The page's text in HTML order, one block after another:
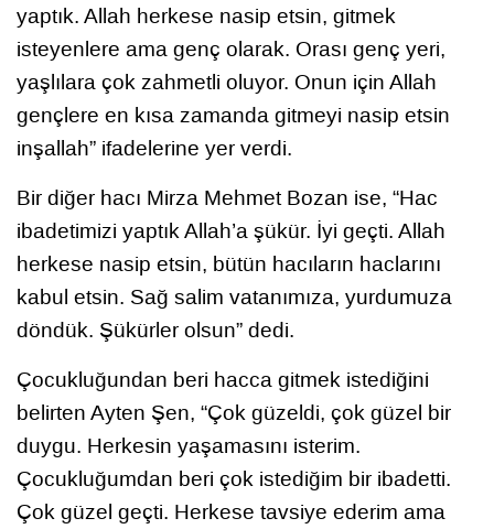
yaptık. Allah herkese nasip etsin, gitmek
isteyenlere ama genç olarak. Orası genç yeri,
yaşlılara çok zahmetli oluyor. Onun için Allah
gençlere en kısa zamanda gitmeyi nasip etsin
inşallah” ifadelerine yer verdi.
Bir diğer hacı Mirza Mehmet Bozan ise, “Hac
ibadetimizi yaptık Allah’a şükür. İyi geçti. Allah
herkese nasip etsin, bütün hacıların haclarını
kabul etsin. Sağ salim vatanımıza, yurdumuza
döndük. Şükürler olsun” dedi.
Çocukluğundan beri hacca gitmek istediğini
belirten Ayten Şen, “Çok güzeldi, çok güzel bir
duygu. Herkesin yaşamasını isterim.
Çocukluğumdan beri çok istediğim bir ibadetti.
Çok güzel geçti. Herkese tavsiye ederim ama